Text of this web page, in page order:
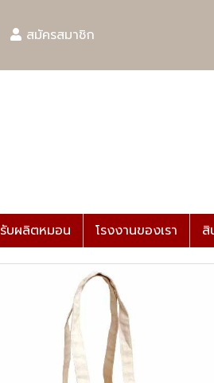
สมัครสมาชิก
รับผลิตหมอน โรงงานของเรา สิ